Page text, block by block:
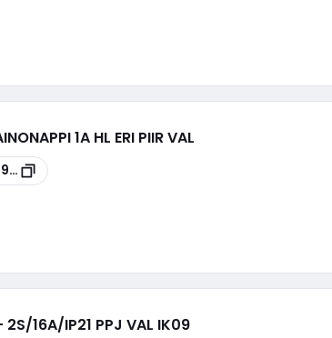
1A HL ERI PIIR VAL
16A/IP21 PPJ VAL IK09